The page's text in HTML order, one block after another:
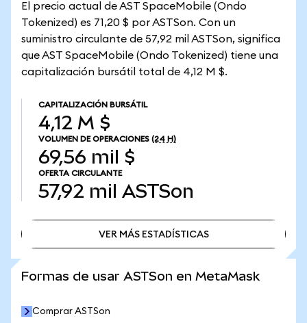
El precio actual de AST SpaceMobile (Ondo
Tokenized) es 71,20 $ por ASTSon. Con un
suministro circulante de 57,92 mil ASTSon, significa
que AST SpaceMobile (Ondo Tokenized) tiene una
capitalización bursátil total de 4,12 M $.
CAPITALIZACIÓN BURSÁTIL
4,12 M $
VOLUMEN DE OPERACIONES (24 H)
69,56 mil $
OFERTA CIRCULANTE
57,92 mil ASTSon
VER MÁS ESTADÍSTICAS
Formas de usar ASTSon en MetaMask
Comprar ASTSon